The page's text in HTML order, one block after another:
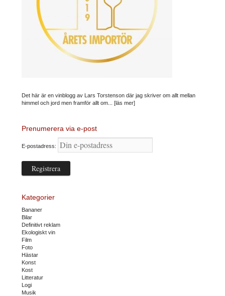
Det här är en vinblogg av Lars Torstenson där jag skriver om allt mellan
himmel och jord men framför allt om... [läs mer]
Prenumerera via e-post
E-postadress:
Kategorier
Bananer
Bilar
Definitivt reklam
Ekologiskt vin
Film
Foto
Hästar
Konst
Kost
Litteratur
Logi
Musik